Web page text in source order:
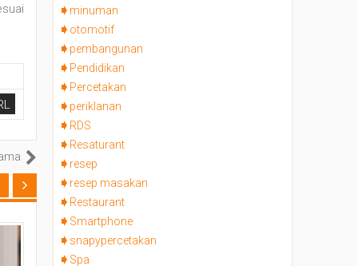
Jun 19, 2026
minuman
otomotif
pembangunan
Pendidikan
Percetakan
periklanan
RDS
Resaturant
resep
resep masakan
Restaurant
Smartphone
snapypercetakan
Spa